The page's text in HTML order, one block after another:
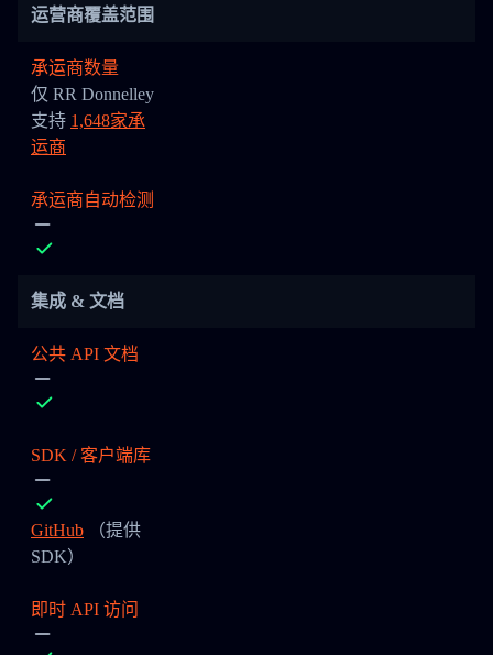
运营商覆盖范围
承运商数量
仅 RR Donnelley
支持 1,648家承
运商
承运商自动检测
集成 & 文档
公共 API 文档
SDK / 客户端库
GitHub （提供
SDK）
即时 API 访问